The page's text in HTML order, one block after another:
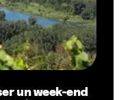
un week-end